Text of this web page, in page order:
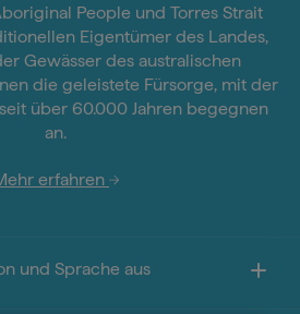
People und Torres Strait
Eigentümer des Landes,
Gewässer des australischen
die geleistete Fürsorge, mit der
über 60.000 Jahren begegnen
an.
erfahren
und Sprache aus